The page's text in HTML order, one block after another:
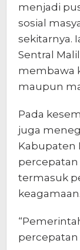
menjadi
sosial
sekitarnya.
Sentral
membawa
maupun
Pada
juga
Kabupaten
termasuk
keagamaan.